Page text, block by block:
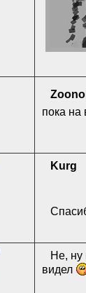
пока на
Kurg
Не, ну
видел